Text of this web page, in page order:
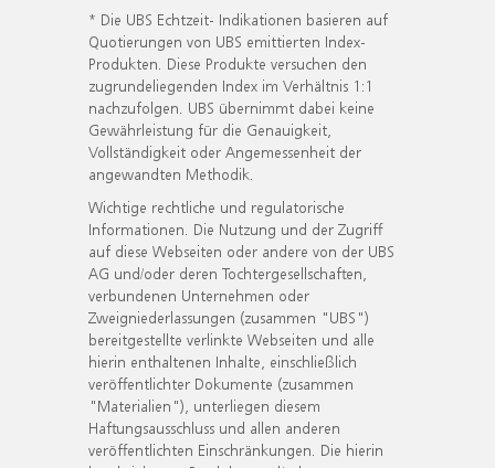
* Die UBS Echtzeit- Indikationen basieren auf
Quotierungen von UBS emittierten Index-
Produkten. Diese Produkte versuchen den
zugrundeliegenden Index im Verhältnis 1:1
nachzufolgen. UBS übernimmt dabei keine
Gewährleistung für die Genauigkeit,
Vollständigkeit oder Angemessenheit der
angewandten Methodik.
Wichtige rechtliche und regulatorische
Informationen. Die Nutzung und der Zugriff
auf diese Webseiten oder andere von der UBS
AG und/oder deren Tochtergesellschaften,
verbundenen Unternehmen oder
Zweigniederlassungen (zusammen "UBS")
bereitgestellte verlinkte Webseiten und alle
hierin enthaltenen Inhalte, einschließlich
veröffentlichter Dokumente (zusammen
"Materialien"), unterliegen diesem
Haftungsausschluss und allen anderen
veröffentlichten Einschränkungen. Die hierin